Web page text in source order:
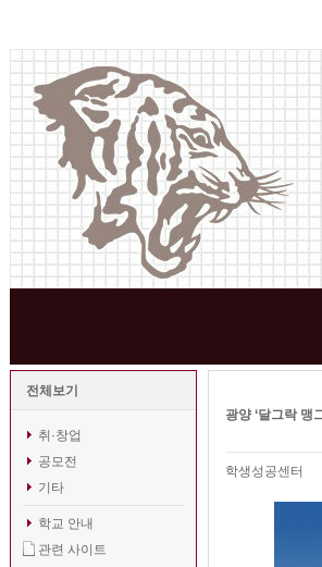
전체보기
취·창업
공모전
기타
학교 안내
관련 사이트
광양 ‘달그락 맹
학생성공센터